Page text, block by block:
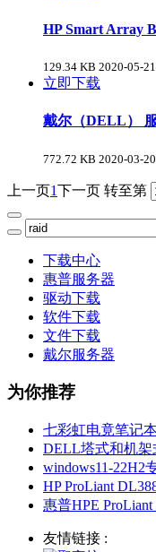
HP Smart Array
129.34 KB 2020-05-
立即下载
戴尔（DELL）
772.72 KB 2020-03-
上一页1下一页 转至第
下载中心
惠普服务器
驱动下载
软件下载
文件下载
戴尔服务器
为你推荐
七彩虹电竟笔记
DELL塔式和机
windows11-22H2
HP ProLiant
惠普HPE
友情链接 :